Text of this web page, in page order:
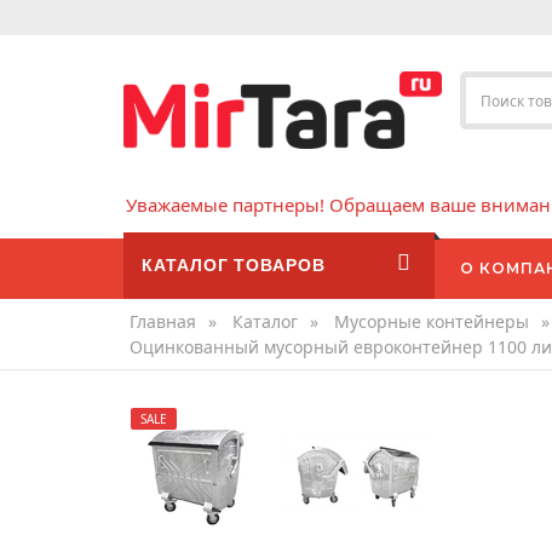
Уважаемые партнеры! Обращаем ваше
КАТАЛОГ ТОВАРОВ О
Главная » Каталог » Мусорные контейнеры »
Оцинкованный мусорный евроконтейнер 1100
SALE